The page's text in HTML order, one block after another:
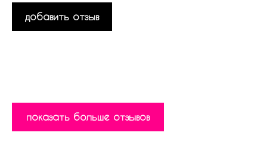
добавить отзыв
показать больше отзывов